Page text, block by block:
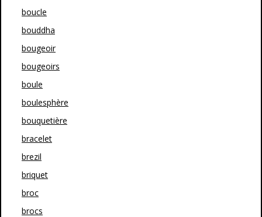
boucle
bouddha
bougeoir
bougeoirs
boule
boulesphère
bouquetière
bracelet
brezil
briquet
broc
brocs